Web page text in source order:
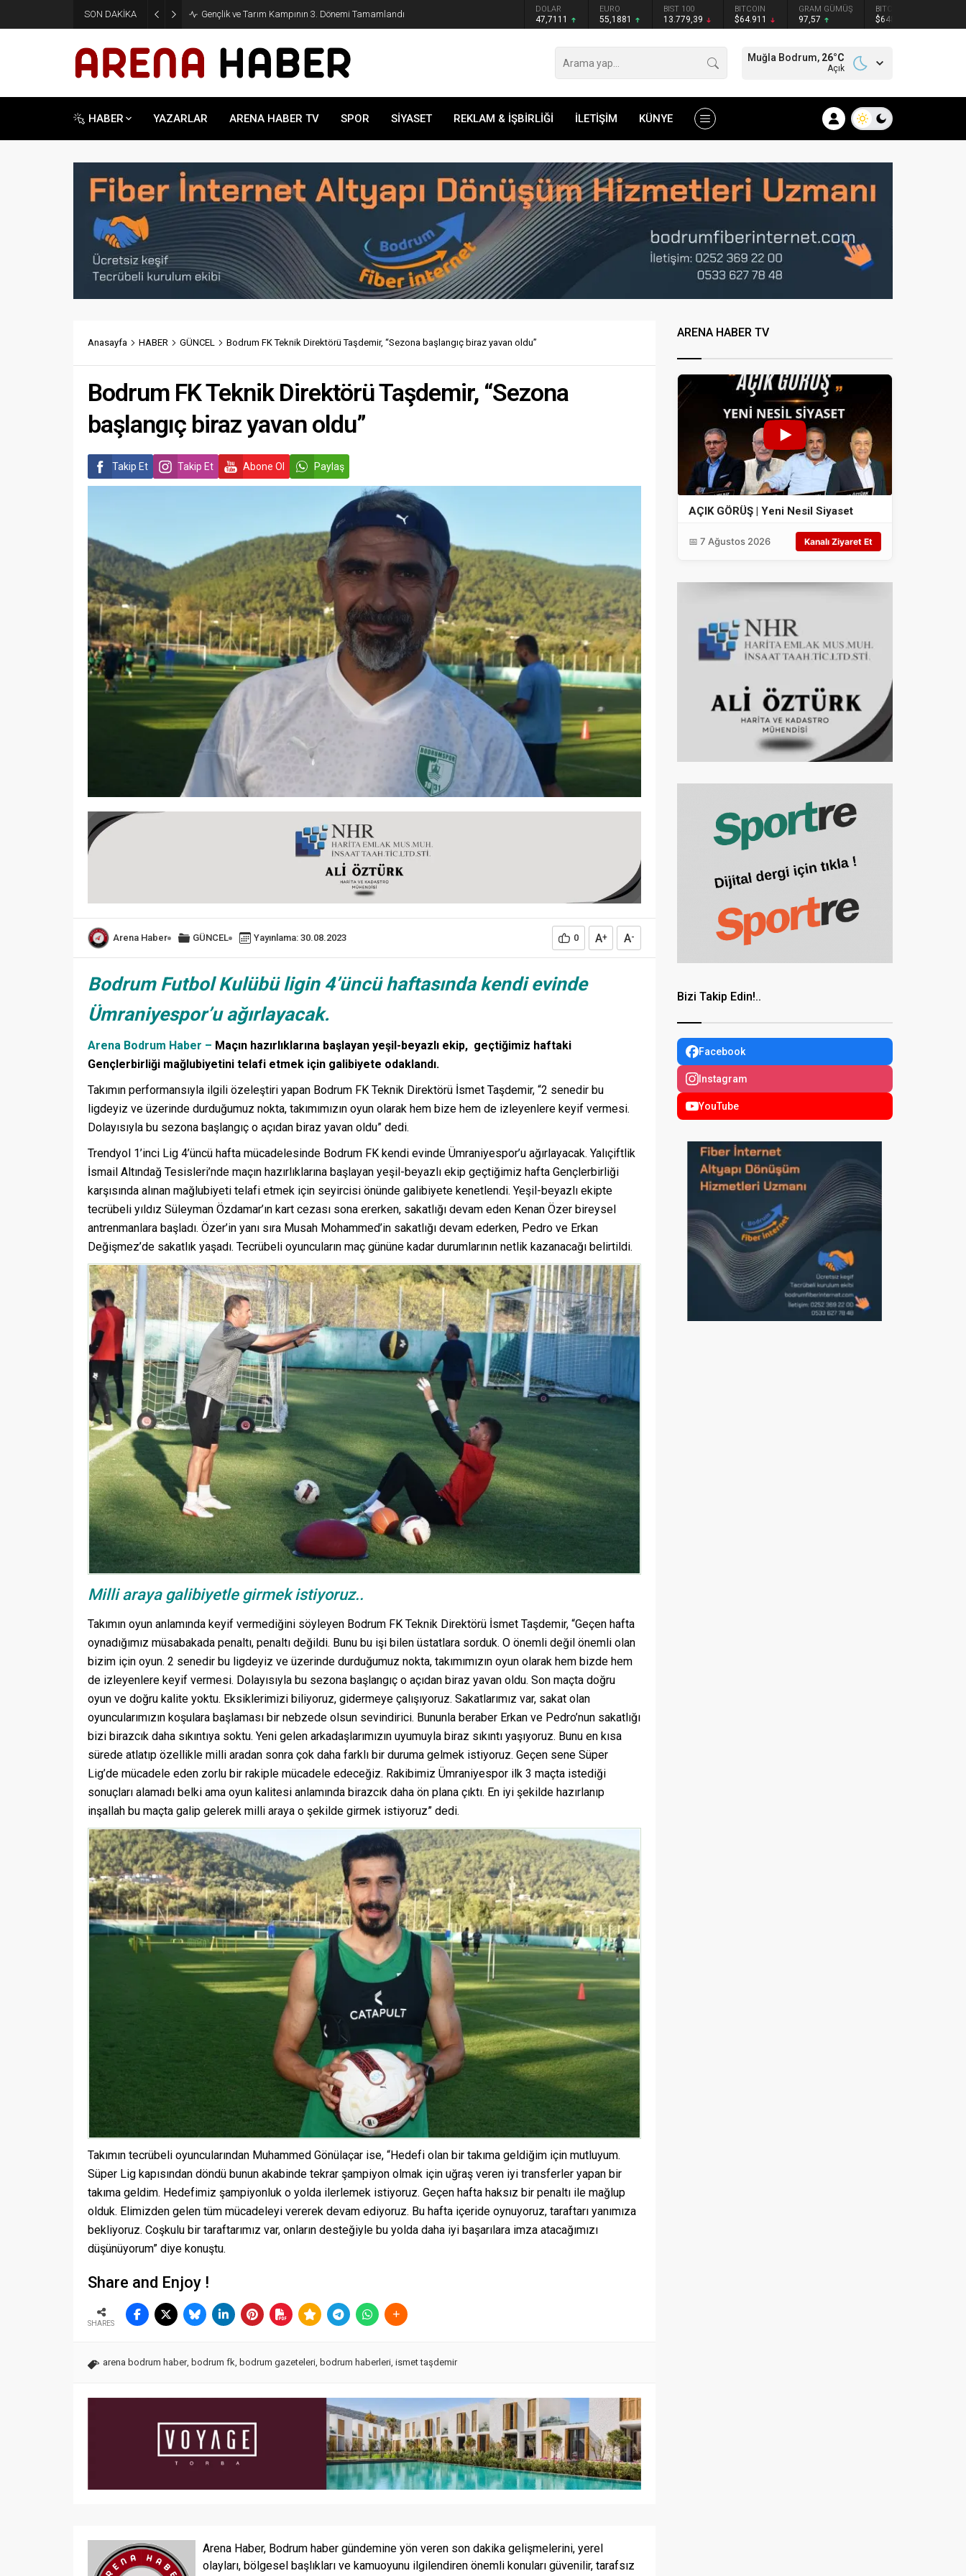
SON DAKİKA Gençlik ve Tarım Kampının 3. Dönemi Tamamlandı DOLAR
47,7111
EURO
55,1881
BIST 100
13.779,39
BITCOIN
$64.911
GRAM GÜMÜŞ
97,57
BITCOIN
$64871
Muğla Bodrum, 26°C
Açık
HABER YAZARLAR ARENA HABER TV SPOR SİYASET REKLAM & İŞBİRLİĞİ İLETİŞİM KÜNYE
Anasayfa HABER GÜNCEL Bodrum FK Teknik Direktörü Taşdemir, “Sezona başlangıç biraz yavan oldu”
Bodrum FK Teknik Direktörü Taşdemir, “Sezona
başlangıç biraz yavan oldu”
Takip Et Takip Et Abone Ol Paylaş
Arena Haber GÜNCEL Yayınlama: 30.08.2023 0 A+ A-
Bodrum Futbol Kulübü ligin 4’üncü haftasında kendi evinde
Ümraniyespor’u ağırlayacak.
Arena Bodrum Haber – Maçın hazırlıklarına başlayan yeşil-beyazlı ekip, geçtiğimiz haftaki
Gençlerbirliği mağlubiyetini telafi etmek için galibiyete odaklandı.
Takımın performansıyla ilgili özeleştiri yapan Bodrum FK Teknik Direktörü İsmet Taşdemir, “2 senedir bu
ligdeyiz ve üzerinde durduğumuz nokta, takımımızın oyun olarak hem bize hem de izleyenlere keyif vermesi.
Dolayısıyla bu sezona başlangıç o açıdan biraz yavan oldu” dedi.
Trendyol 1’inci Lig 4’üncü hafta mücadelesinde Bodrum FK kendi evinde Ümraniyespor’u ağırlayacak. Yalıçiftlik
İsmail Altındağ Tesisleri’nde maçın hazırlıklarına başlayan yeşil-beyazlı ekip geçtiğimiz hafta Gençlerbirliği
karşısında alınan mağlubiyeti telafi etmek için seyircisi önünde galibiyete kenetlendi. Yeşil-beyazlı ekipte
tecrübeli yıldız Süleyman Özdamar’ın kart cezası sona ererken, sakatlığı devam eden Kenan Özer bireysel
antrenmanlara başladı. Özer’in yanı sıra Musah Mohammed’in sakatlığı devam ederken, Pedro ve Erkan
Değişmez’de sakatlık yaşadı. Tecrübeli oyuncuların maç gününe kadar durumlarının netlik kazanacağı belirtildi.
Milli araya galibiyetle girmek istiyoruz..
Takımın oyun anlamında keyif vermediğini söyleyen Bodrum FK Teknik Direktörü İsmet Taşdemir, “Geçen hafta
oynadığımız müsabakada penaltı, penaltı değildi. Bunu bu işi bilen üstatlara sorduk. O önemli değil önemli olan
bizim için oyun. 2 senedir bu ligdeyiz ve üzerinde durduğumuz nokta, takımımızın oyun olarak hem bizde hem
de izleyenlere keyif vermesi. Dolayısıyla bu sezona başlangıç o açıdan biraz yavan oldu. Son maçta doğru
oyun ve doğru kalite yoktu. Eksiklerimizi biliyoruz, gidermeye çalışıyoruz. Sakatlarımız var, sakat olan
oyuncularımızın koşulara başlaması bir nebzede olsun sevindirici. Bununla beraber Erkan ve Pedro’nun sakatlığı
bizi birazcık daha sıkıntıya soktu. Yeni gelen arkadaşlarımızın uyumuyla biraz sıkıntı yaşıyoruz. Bunu en kısa
sürede atlatıp özellikle milli aradan sonra çok daha farklı bir duruma gelmek istiyoruz. Geçen sene Süper
Lig’de mücadele eden zorlu bir rakiple mücadele edeceğiz. Rakibimiz Ümraniyespor ilk 3 maçta istediği
sonuçları alamadı belki ama oyun kalitesi anlamında birazcık daha ön plana çıktı. En iyi şekilde hazırlanıp
inşallah bu maçta galip gelerek milli araya o şekilde girmek istiyoruz” dedi.
Takımın tecrübeli oyuncularından Muhammed Gönülaçar ise, “Hedefi olan bir takıma geldiğim için mutluyum.
Süper Lig kapısından döndü bunun akabinde tekrar şampiyon olmak için uğraş veren iyi transferler yapan bir
takıma geldim. Hedefimiz şampiyonluk o yolda ilerlemek istiyoruz. Geçen hafta haksız bir penaltı ile mağlup
olduk. Elimizden gelen tüm mücadeleyi vererek devam ediyoruz. Bu hafta içeride oynuyoruz, taraftarı yanımıza
bekliyoruz. Coşkulu bir taraftarımız var, onların desteğiyle bu yolda daha iyi başarılara imza atacağımızı
düşünüyorum” diye konuştu.
Share and Enjoy !
SHARES
arena bodrum haber, bodrum fk bodrum gazeteleri bodrum haberleri ismet taşdemir
Arena Haber, Bodrum haber gündemine yön veren son dakika gelişmelerini, yerel
olayları, bölgesel başlıkları ve kamuoyunu ilgilendiren önemli konuları güvenilir, tarafsız
ARENA HABER TV
AÇIK GÖRÜŞ | Yeni Nesil Siyaset
📅 7 Ağustos 2026 Kanalı Ziyaret Et
Bizi Takip Edin!..
Facebook
Instagram
YouTube